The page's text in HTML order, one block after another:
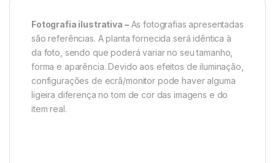
Fotografia ilustrativa –As fotografias apresentadas
são referências. A planta fornecida será idêntica à
da foto, sendo que poderá variar no seu tamanho,
forma e aparência. Devido aos efeitos de iluminação,
configurações de ecrã/monitor pode haver alguma
ligeira diferença no tom de cor das imagens e do
item real.